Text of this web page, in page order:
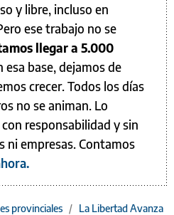
y libre, incluso en
ese trabajo no se
llegar a 5.000
esa base, dejamos de
crecer. Todos los días
no se animan. Lo
responsabilidad y sin
ni empresas. Contamos
provinciales / La Libertad Avanza